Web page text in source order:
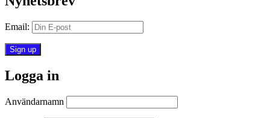
Email:
Logga in
Användarnamn